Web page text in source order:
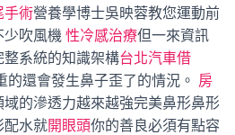
手術營養學博士吳映蓉教您運動前
少吹風機 性冷感治療但一來資訊
系統的知識架構台北汽車借
的還會發生鼻子歪了的情況。 房
的滲透力越來越強完美鼻形鼻形
配水就開眼頭你的善良必須有點容